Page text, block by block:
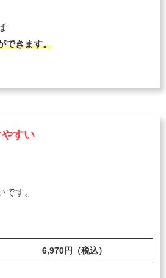
できます。
すい
す。
6,970円（税込）